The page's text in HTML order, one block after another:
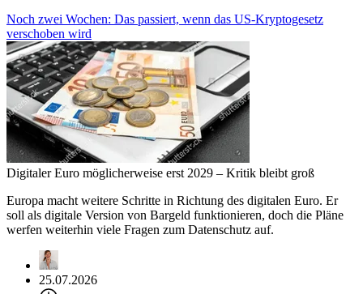
Noch zwei Wochen: Das passiert, wenn das US-Kryptogesetz
verschoben wird
Digitaler Euro möglicherweise erst 2029 – Kritik bleibt groß
Europa macht weitere Schritte in Richtung des digitalen Euro. Er
soll als digitale Version von Bargeld funktionieren, doch die Pläne
werfen weiterhin viele Fragen zum Datenschutz auf.
25.07.2026